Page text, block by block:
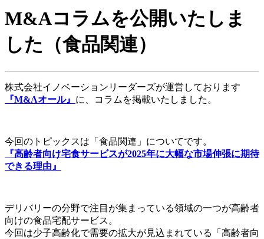
M&Aコラムを公開いたしま
した（食品関連）
株式会社イノベーションリーダーズが運営しております
『M&Aオール』 に、コラムを掲載いたしました。
今回のトピックスは「食品関連」についてです。
『高齢者向け宅食サービスが2025年に大幅な市場伸張に期待
できる理由』
デリバリーの分野で注目が集まっている領域の一つが高齢者
向けの食品宅配サービス。
今回は少子高齢化で需要の拡大が見込まれている「高齢者向